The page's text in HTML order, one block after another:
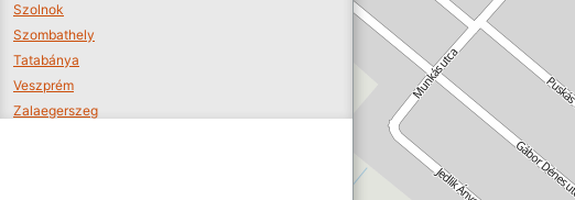
Szolnok
Szombathely
Tatabánya
Veszprém
Zalaegerszeg